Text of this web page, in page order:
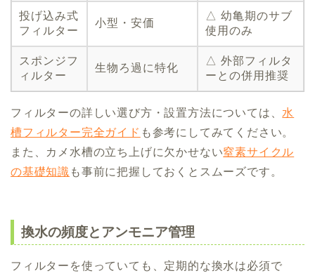
投げ込み式
フィルター
小型・安価
△ 幼亀期のサブ
使用のみ
スポンジフ
ィルター
生物ろ過に特化
△ 外部フィルタ
ーとの併用推奨
フィルターの詳しい選び方・設置方法については、 水
槽フィルター完全ガイド も参考にしてみてください。
また、カメ水槽の立ち上げに欠かせない窒素サイクル
の基礎知識 も事前に把握しておくとスムーズです。
換水の頻度とアンモニア管理
フィルターを使っていても、定期的な換水は必須で